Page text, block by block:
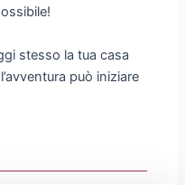
stesso la tua casa
può iniziare